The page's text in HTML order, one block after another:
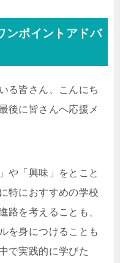
ンポイントアドバ
る皆さん、こんにち
後に皆さんへ応援メ
や「興味」をとこと
特におすすめの学校
路を考えることも、
を身につけることも
で実践的に学びた